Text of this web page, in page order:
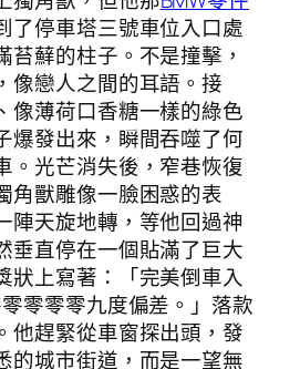
了停車塔三號車位入口處
苔蘚的柱子。不是撞擊，
像戀人之間的耳語。接
像薄荷口香糖一樣的綠色
爆發出來，瞬間吞噬了何
。光芒消失後，窄巷恢復
角獸雕像一臉困惑的表
陣天旋地轉，等他回過神
垂直停在一個貼滿了巨大
狀上寫著：「完美倒車入
零零零九度偏差。」落款
他趕緊從車窗探出頭，發
的城市街道，而是一望無